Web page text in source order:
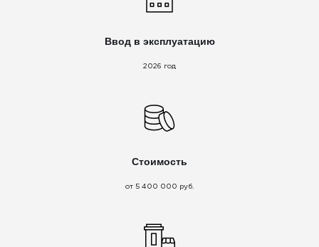
Ввод в эксплуатацию
2026 год
Стоимость
от 5 400 000 руб.